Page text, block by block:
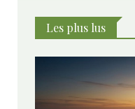
Forum urbain mondial
Les plus lus